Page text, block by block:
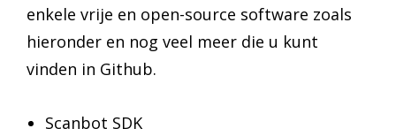
enkele vrije en open-source software zoals
hieronder en nog veel meer die u kunt
vinden in Github.
Scanbot SDK